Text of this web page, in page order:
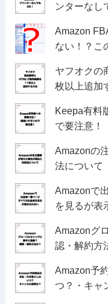
ンターなし
Amazon
ない！？こ
ヤフオクの
枚以上追加
Keepa有料
で要注意！
Amazonの
法について
Amazonで
を見るが表
Amazonグ
認・解約方
Amazon予
つ？・キャ